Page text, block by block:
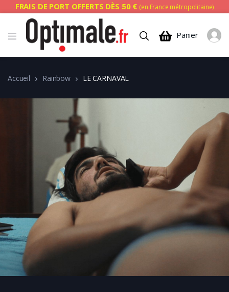
FRAIS DE PORT OFFERTS DÈS 50 € (en France métropolitaine)
Panier
Accueil Rainbow LE CARNAVAL